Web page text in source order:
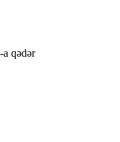
a qədər